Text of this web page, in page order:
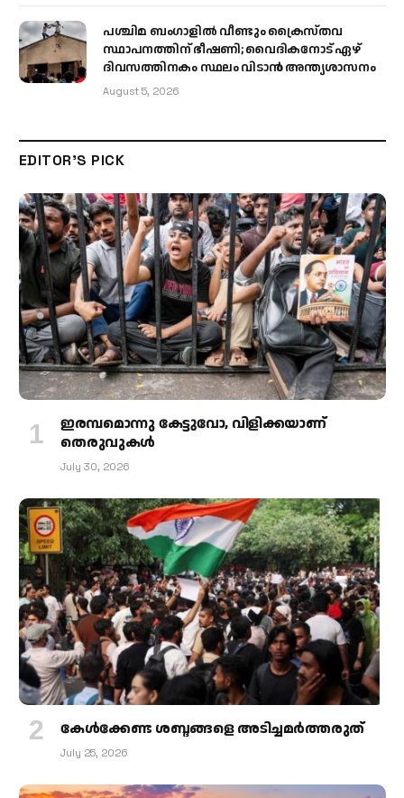
പശ്ചിമ ബംഗാളിൽ വീണ്ടും ക്രൈസ്തവ
സ്ഥാപനത്തിന് ഭീഷണി; വൈദികനോട് ഏഴ്
ദിവസത്തിനകം സ്ഥലം വിടാൻ അന്ത്യശാസനം
August 5, 2026
EDITOR'S PICK
ഇരമ്പമൊന്നു കേട്ടുവോ, വിളിക്കയാണ്
തെരുവുകള്‍
July 30, 2026
കേള്‍ക്കേണ്ട ശബ്ദങ്ങളെ അടിച്ചമര്‍ത്തരുത്
July 25, 2026